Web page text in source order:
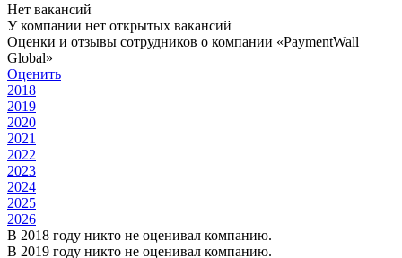
Нет вакансий
У компании нет открытых вакансий
Оценки и отзывы сотрудников о компании «PaymentWall
Global»
Оценить
2018
2019
2020
2021
2022
2023
2024
2025
2026
В 2018 году никто не оценивал компанию.
В 2019 году никто не оценивал компанию.